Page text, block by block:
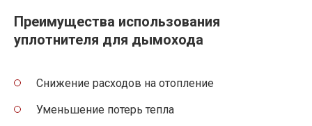
Преимущества использования
уплотнителя для дымохода
Снижение расходов на отопление
Уменьшение потерь тепла